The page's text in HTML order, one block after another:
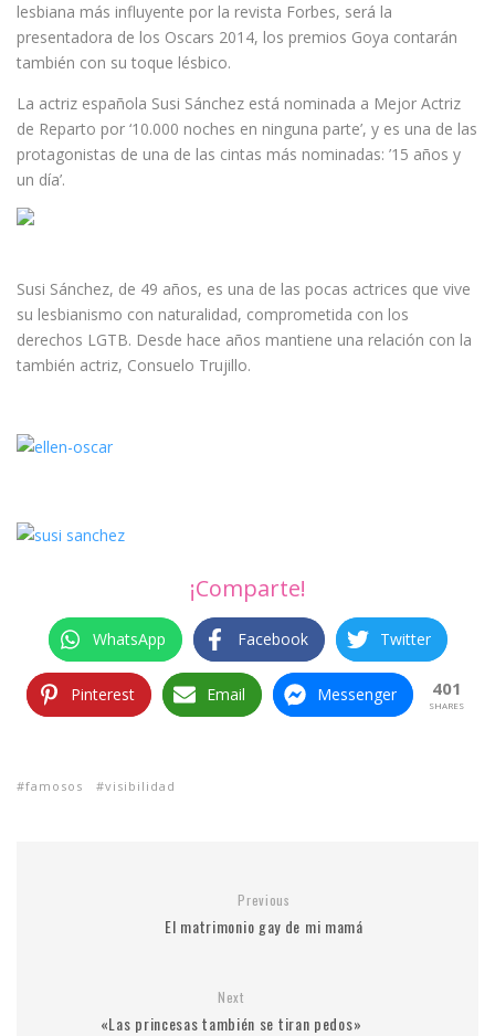
lesbiana más influyente por la revista Forbes, será la
presentadora de los Oscars 2014, los premios Goya contarán
también con su toque lésbico.
La actriz española Susi Sánchez está nominada a Mejor Actriz
de Reparto por ‘10.000 noches en ninguna parte’, y es una de las
protagonistas de una de las cintas más nominadas: ’15 años y
un día’.
Susi Sánchez, de 49 años, es una de las pocas actrices que vive
su lesbianismo con naturalidad, comprometida con los
derechos LGTB. Desde hace años mantiene una relación con la
también actriz, Consuelo Trujillo.
¡Comparte!
WhatsApp Facebook Twitter
Pinterest Email Messenger 401
SHARES
famosos visibilidad
Previous
El matrimonio gay de mi mamá
Next
«Las princesas también se tiran pedos»